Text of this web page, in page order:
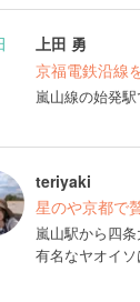
上田 勇
京福電鉄沿線
嵐山線の始発
teriyaki
星のや京都で
嵐山駅から四
有名なヤオイソ